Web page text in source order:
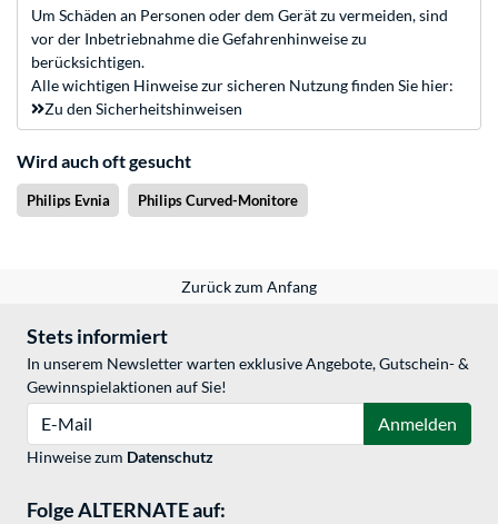
Um Schäden an Personen oder dem Gerät zu vermeiden, sind
vor der Inbetriebnahme die Gefahrenhinweise zu
berücksichtigen.
Alle wichtigen Hinweise zur sicheren Nutzung finden Sie hier:
Zu den Sicherheitshinweisen
Wird auch oft gesucht
Philips Evnia Philips Curved-Monitore
Zurück zum Anfang
Stets informiert
In unserem Newsletter warten exklusive Angebote, Gutschein- &
Gewinnspielaktionen auf Sie!
Anmelden
Hinweise zum Datenschutz
Folge ALTERNATE auf: